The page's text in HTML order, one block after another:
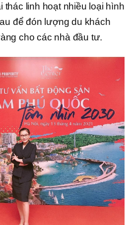
thác linh hoạt nhiều loại hình
để đón lượng du khách
cho các nhà đầu tư.